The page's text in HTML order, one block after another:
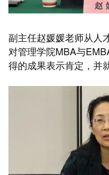
副主任赵媛媛老师从人
对管理学院MBA与
得的成果表示肯定，并